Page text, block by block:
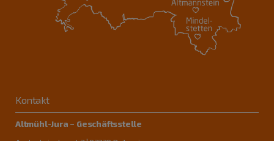
Kontakt
Altmühl-Jura – Geschäftsstelle